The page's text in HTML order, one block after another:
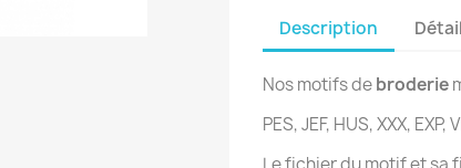
Description
Nos motifs debroderie
PES, JEF, HUS, XXX, EXP,